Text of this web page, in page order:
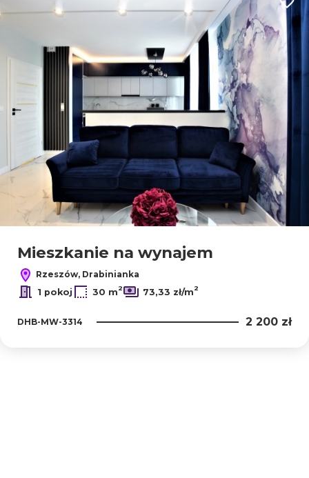
Mieszkanie na wynajem
Rzeszów, Drabinianka
1 pokoj
30 m2 73,33 zł/m2
DHB-MW-3314 2 200 zł